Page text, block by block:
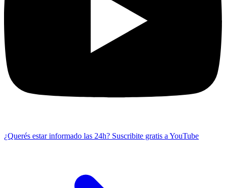
¿Querés estar informado las 24h? Suscribite gratis a YouTube